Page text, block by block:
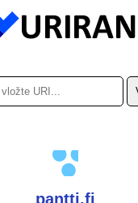
pantti.fi